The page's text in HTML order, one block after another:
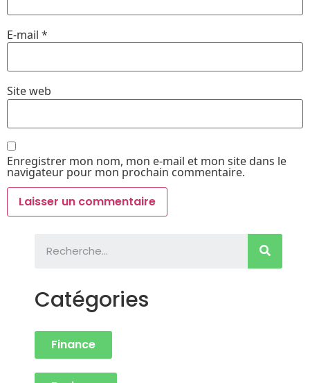
E-mail *
Site web
Enregistrer mon nom, mon e-mail et mon site dans le
navigateur pour mon prochain commentaire.
Catégories
Finance